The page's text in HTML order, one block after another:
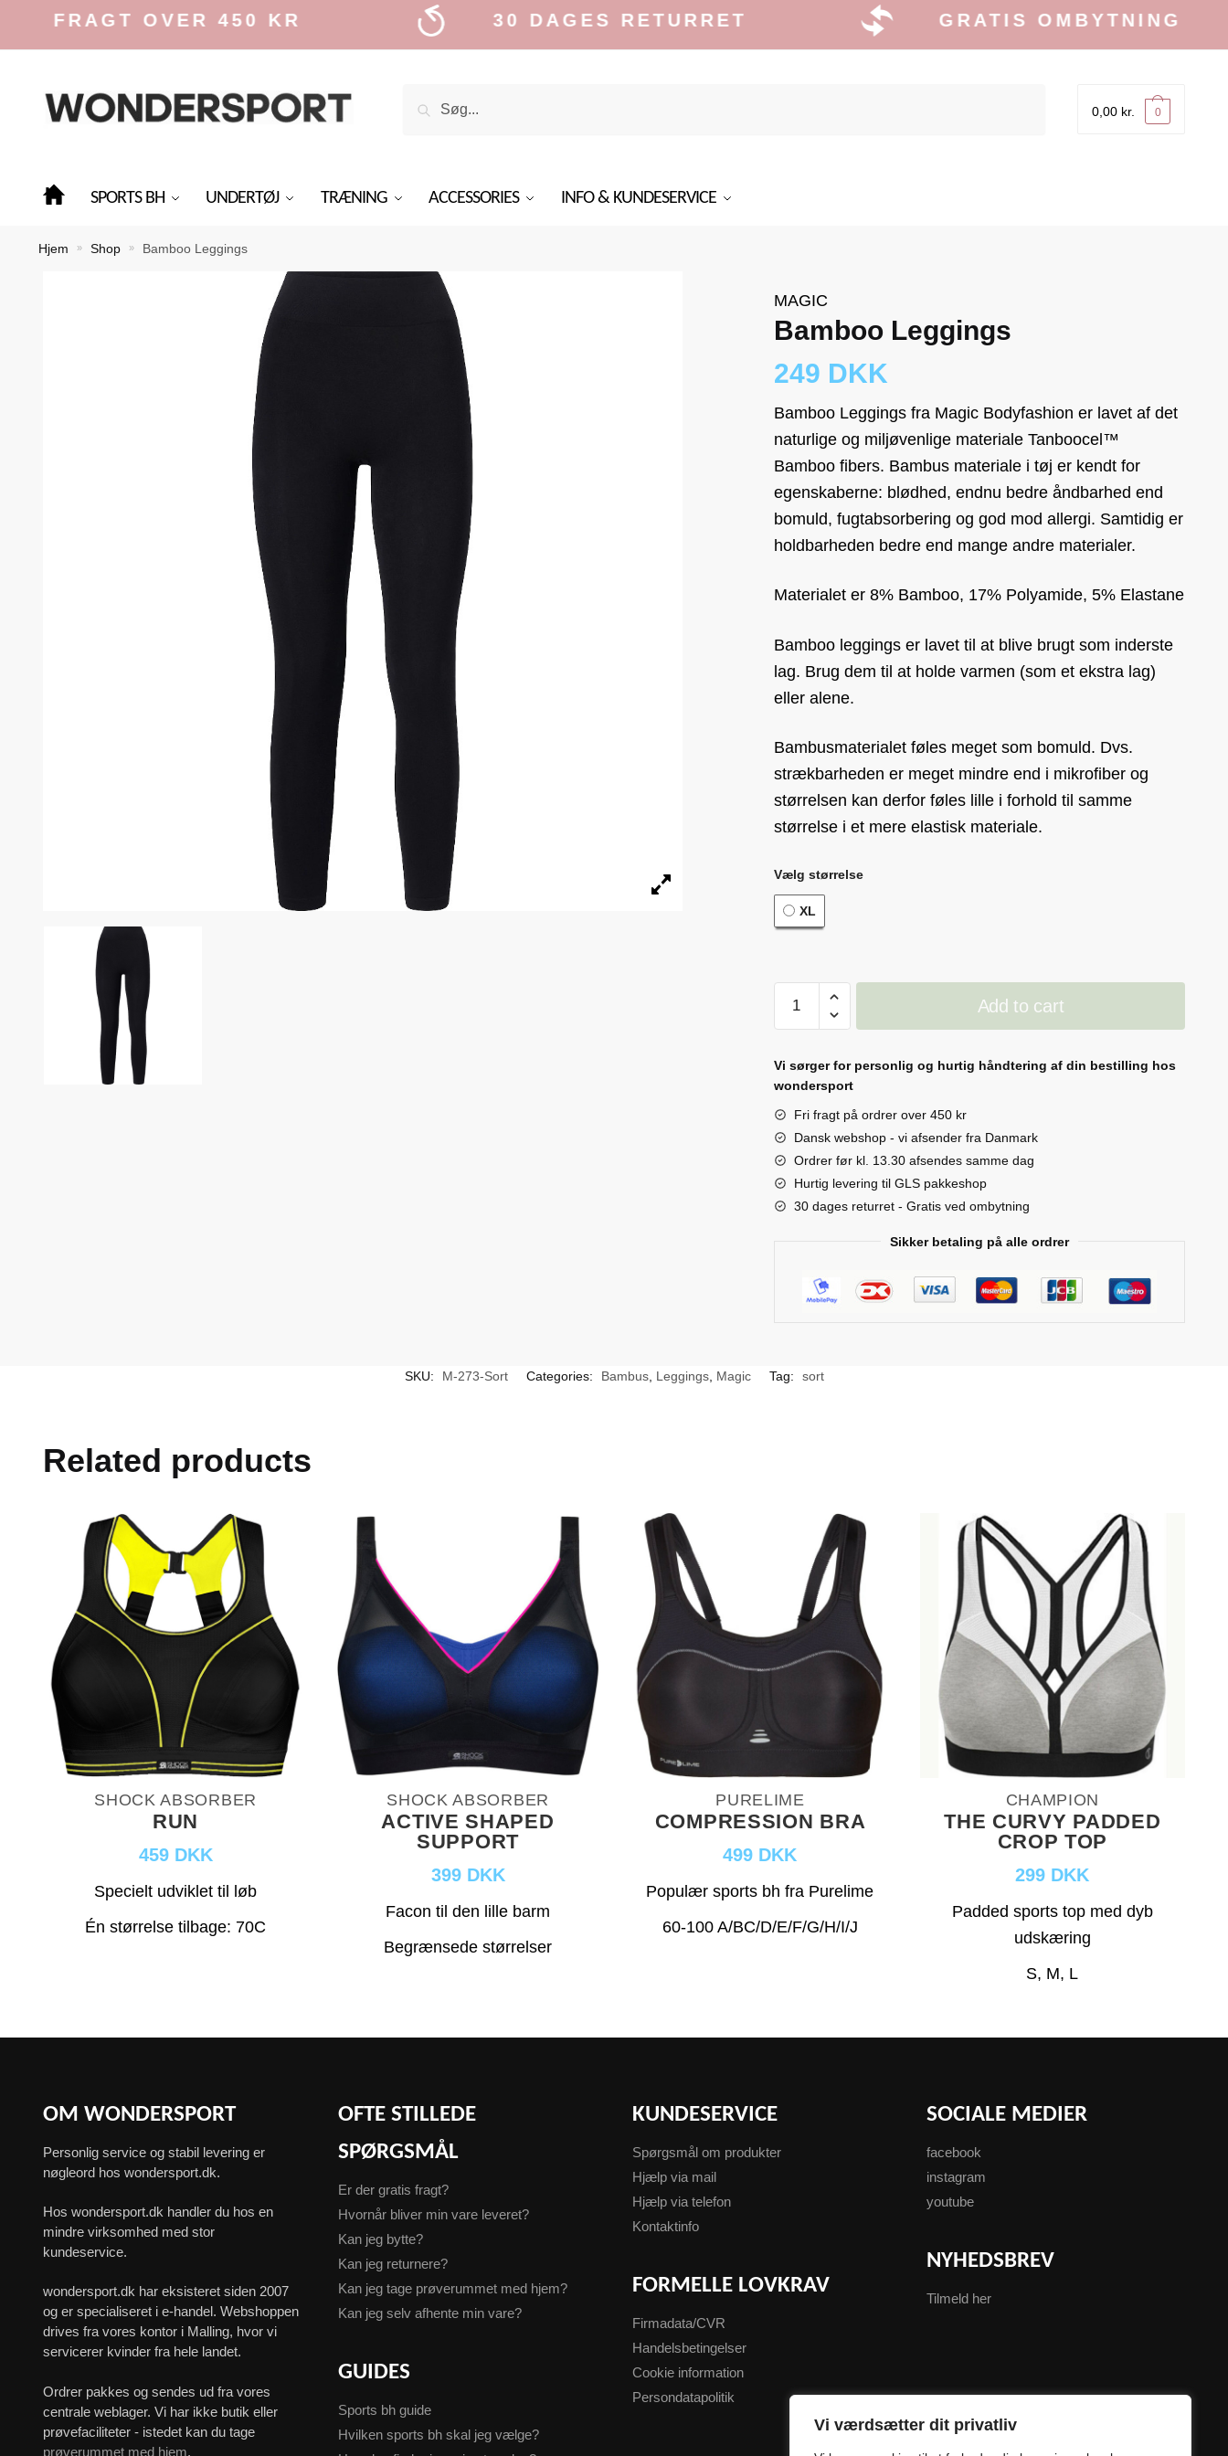
Vi værdsætter dit privatliv
FRAGT OVER 450 KR 30 DAGES RETURRET GRATIS OMBYTNING
0,00 kr. 0
SPORTS BH UNDERTØJ TRÆNING ACCESSORIES INFO & KUNDESERVICE
Hjem » Shop » Bamboo Leggings
MAGIC
Bamboo Leggings
249 DKK
Bamboo Leggings fra Magic Bodyfashion er lavet af det
naturlige og miljøvenlige materiale Tanboocel™
Bamboo fibers. Bambus materiale i tøj er kendt for
egenskaberne: blødhed, endnu bedre åndbarhed end
bomuld, fugtabsorbering og god mod allergi. Samtidig er
holdbarheden bedre end mange andre materialer.
Materialet er 8% Bamboo, 17% Polyamide, 5% Elastane
Bamboo leggings er lavet til at blive brugt som inderste
lag. Brug dem til at holde varmen (som et ekstra lag)
eller alene.
Bambusmaterialet føles meget som bomuld. Dvs.
strækbarheden er meget mindre end i mikrofiber og
størrelsen kan derfor føles lille i forhold til samme
størrelse i et mere elastisk materiale.
Vælg størrelse
XL
Bamboo
Leggings
Add to cart
Vi sørger for personlig og hurtig håndtering af din bestilling hos
wondersport
Fri fragt på ordrer over 450 kr
Dansk webshop - vi afsender fra Danmark
Ordrer før kl. 13.30 afsendes samme dag
Hurtig levering til GLS pakkeshop
30 dages returret - Gratis ved ombytning
Sikker betaling på alle ordrer
SKU: M-273-Sort Categories: Bambus, Leggings, Magic Tag: sort
Related products
SHOCK ABSORBER
RUN
459 DKK
Specielt udviklet til løb
Én størrelse tilbage: 70C
SHOCK ABSORBER
ACTIVE SHAPED
SUPPORT
399 DKK
Facon til den lille barm
Begrænsede størrelser
PURELIME
COMPRESSION BRA
499 DKK
Populær sports bh fra Purelime
60-100 A/BC/D/E/F/G/H/I/J
CHAMPION
THE CURVY PADDED
CROP TOP
299 DKK
Padded sports top med dyb
udskæring
S, M, L
OM WONDERSPORT
Personlig service og stabil levering er
nøgleord hos wondersport.dk.
Hos wondersport.dk handler du hos en
mindre virksomhed med stor
kundeservice.
wondersport.dk har eksisteret siden 2007
og er specialiseret i e-handel. Webshoppen
drives fra vores kontor i Malling, hvor vi
servicerer kvinder fra hele landet.
Ordrer pakkes og sendes ud fra vores
centrale weblager. Vi har ikke butik eller
prøvefaciliteter - istedet kan du tage
prøverummet med hjem.
OFTE STILLEDE
SPØRGSMÅL
Er der gratis fragt?
Hvornår bliver min vare leveret?
Kan jeg bytte?
Kan jeg returnere?
Kan jeg tage prøverummet med hjem?
Kan jeg selv afhente min vare?
GUIDES
Sports bh guide
Hvilken sports bh skal jeg vælge?
KUNDESERVICE
Spørgsmål om produkter
Hjælp via mail
Hjælp via telefon
Kontaktinfo
FORMELLE LOVKRAV
Firmadata/CVR
Handelsbetingelser
Cookie information
Persondatapolitik
SOCIALE MEDIER
facebook
instagram
youtube
NYHEDSBREV
Tilmeld her